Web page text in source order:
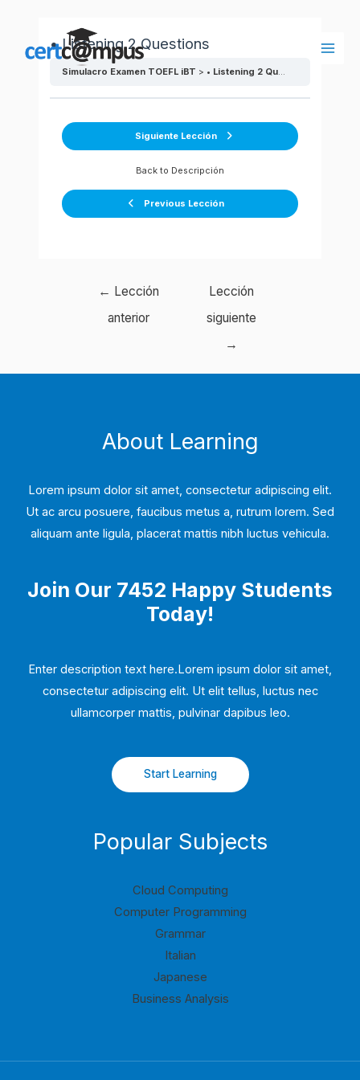
contenido
• Listening 2 Questions
Simulacro Examen TOEFL iBT • Listening 2 Questions
Previous Lección
Back to Descripción
Siguiente Lección
Navegación
← Lección
anterior
Lección
siguiente
→
About Learning
Lorem ipsum dolor sit amet, consectetur adipiscing elit.
Ut ac arcu posuere, faucibus metus a, rutrum lorem. Sed
aliquam ante ligula, placerat mattis nibh luctus vehicula.
Join Our 7452 Happy Students​
Today!
Enter description text here.Lorem ipsum dolor sit amet,
consectetur adipiscing elit. Ut elit tellus, luctus nec
ullamcorper mattis, pulvinar dapibus leo.​
Start Learning
Popular Subjects
Cloud Computing
Computer Programming
Grammar
Italian
Japanese
Business Analysis